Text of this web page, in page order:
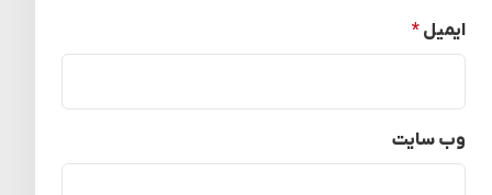
ایمیل *
وب‌ سایت